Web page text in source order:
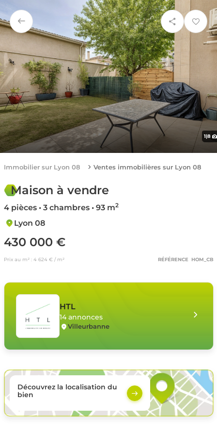
1|8
Immobilier sur Lyon 08 Ventes immobilières sur Lyon 08
Maison à vendre
4 pièces • 3 chambres • 93 m2
Lyon 08
430 000 €
Prix au m² : 4 624 € / m² RÉFÉRENCE HOM_CB
HTL
14 annonces
Villeurbanne
Découvrez la localisation du
bien